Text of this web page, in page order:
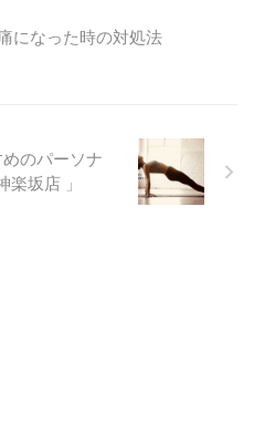
になった時の対処法
のパーソナ
坂店 」